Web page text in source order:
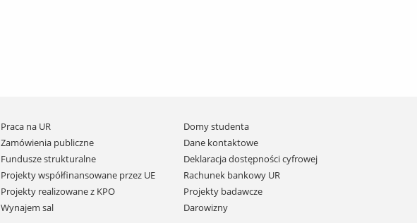
Praca na UR
Zamówienia publiczne
Fundusze strukturalne
Projekty współfinansowane przez UE
Projekty realizowane z KPO
Wynajem sal
Domy studenta
Dane kontaktowe
Deklaracja dostępności cyfrowej
Rachunek bankowy UR
Projekty badawcze
Darowizny